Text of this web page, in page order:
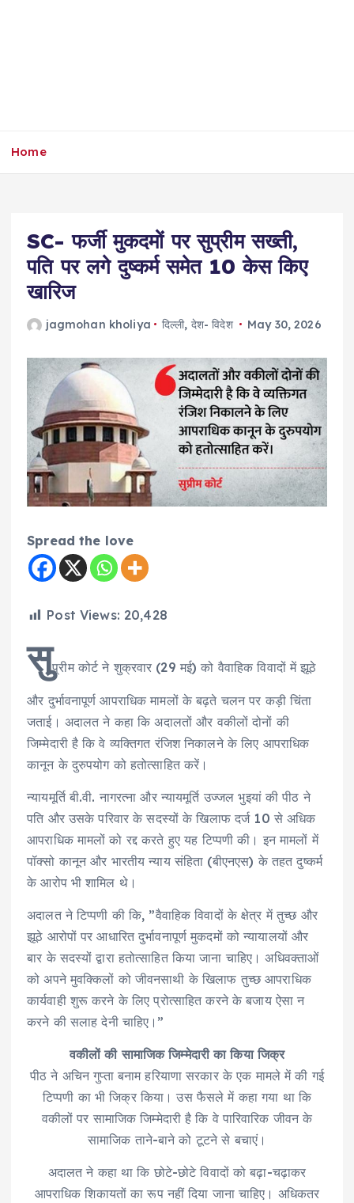
Home
SC- फर्जी मुकदमों पर सुप्रीम सख्ती,
पति पर लगे दुष्कर्म समेत 10 केस किए
खारिज
jagmohan kholiya दिल्ली, देश- विदेश May 30, 2026
Spread the love
Post Views: 20,428
सुप्रीम कोर्ट ने शुक्रवार (29 मई) को वैवाहिक विवादों में झूठे
और दुर्भावनापूर्ण आपराधिक मामलों के बढ़ते चलन पर कड़ी चिंता
जताई। अदालत ने कहा कि अदालतों और वकीलों दोनों की
जिम्मेदारी है कि वे व्यक्तिगत रंजिश निकालने के लिए आपराधिक
कानून के दुरुपयोग को हतोत्साहित करें।
न्यायमूर्ति बी.वी. नागरत्ना और न्यायमूर्ति उज्जल भुइयां की पीठ ने
पति और उसके परिवार के सदस्यों के खिलाफ दर्ज 10 से अधिक
आपराधिक मामलों को रद्द करते हुए यह टिप्पणी की। इन मामलों में
पॉक्सो कानून और भारतीय न्याय संहिता (बीएनएस) के तहत दुष्कर्म
के आरोप भी शामिल थे।
अदालत ने टिप्पणी की कि, ”वैवाहिक विवादों के क्षेत्र में तुच्छ और
झूठे आरोपों पर आधारित दुर्भावनापूर्ण मुकदमों को न्यायालयों और
बार के सदस्यों द्वारा हतोत्साहित किया जाना चाहिए। अधिवक्ताओं
को अपने मुवक्किलों को जीवनसाथी के खिलाफ तुच्छ आपराधिक
कार्यवाही शुरू करने के लिए प्रोत्साहित करने के बजाय ऐसा न
करने की सलाह देनी चाहिए।”
वकीलों की सामाजिक जिम्मेदारी का किया जिक्र
पीठ ने अचिन गुप्ता बनाम हरियाणा सरकार के एक मामले में की गई
टिप्पणी का भी जिक्र किया। उस फैसले में कहा गया था कि
वकीलों पर सामाजिक जिम्मेदारी है कि वे पारिवारिक जीवन के
सामाजिक ताने-बाने को टूटने से बचाएं।
अदालत ने कहा था कि छोटे-छोटे विवादों को बढ़ा-चढ़ाकर
आपराधिक शिकायतों का रूप नहीं दिया जाना चाहिए। अधिकतर